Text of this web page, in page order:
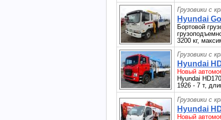
Грузовики с
Hyundai
Бортовой
3200 кг,
Грузовики с
Hyundai
Новый
Hyundai
1926 - 7 т,
Грузовики с
Hyundai
Новый